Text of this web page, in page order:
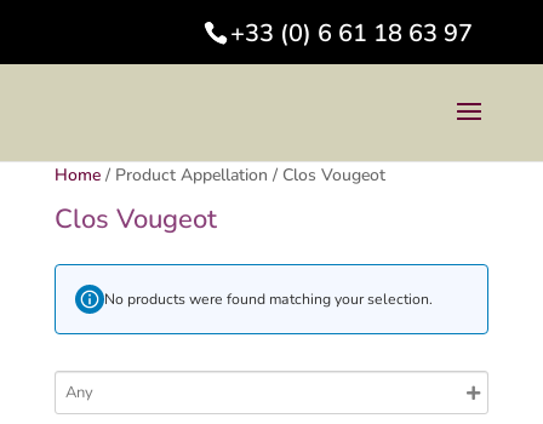
+33 (0) 6 61 18 63 97
Home/ Product Appellation / Clos Vougeot
Clos Vougeot
No products were found matching your selection.